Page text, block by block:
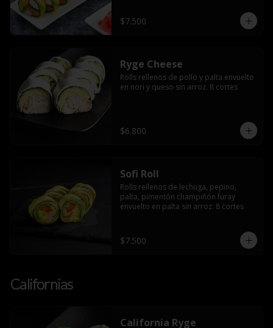
$7.500
Ryge Cheese
Rolls rellenos de pollo y palta envuelto
en nori y queso sin arroz. 8 cortes
$6.800
Sofi Roll
Rolls rellenos de lechuga, pepino,
palta, pimentón champiñón furay
envuelto en palta sin arroz. 8 cortes
$7.500
Californias
California Ryge